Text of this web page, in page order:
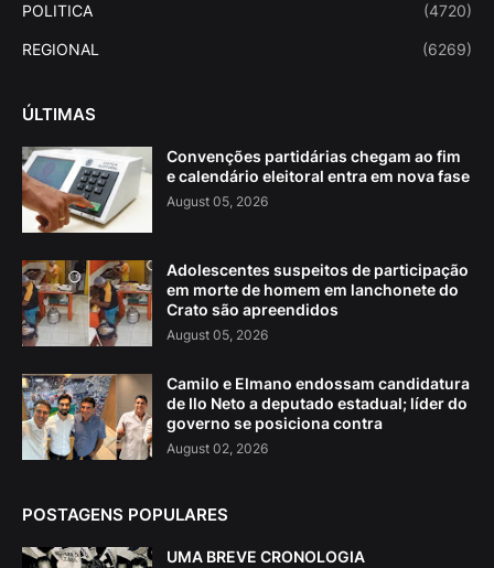
POLITICA (4720)
REGIONAL (6269)
ÚLTIMAS
Convenções partidárias chegam ao fim
e calendário eleitoral entra em nova fase
August 05, 2026
Adolescentes suspeitos de participação
em morte de homem em lanchonete do
Crato são apreendidos
August 05, 2026
Camilo e Elmano endossam candidatura
de Ilo Neto a deputado estadual; líder do
governo se posiciona contra
August 02, 2026
POSTAGENS POPULARES
UMA BREVE CRONOLOGIA